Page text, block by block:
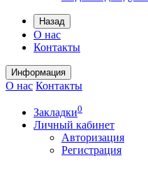
Назад
О нас
Контакты
Информация
О нас Контакты
Закладки0
Личный кабинет
Авторизация
Регистрация